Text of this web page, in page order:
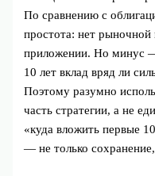
По сравнению с
простота: нет
приложении. Но минус
10 лет вклад вряд ли
Поэтому разумно
часть стратегии, а не
«куда вложить первые
— не только